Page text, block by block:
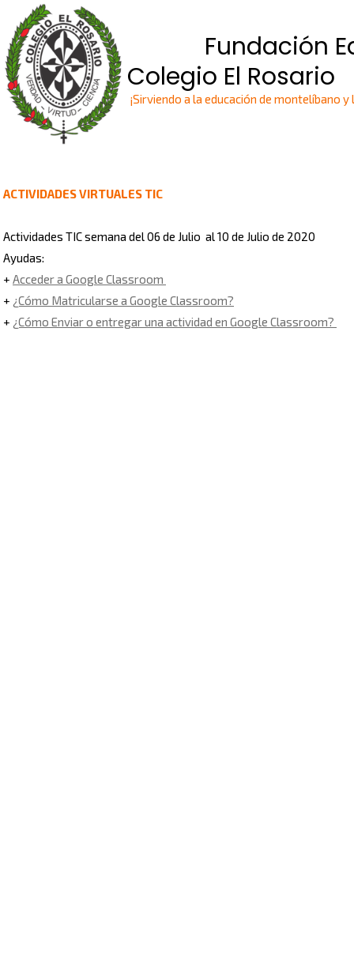
Fundación
Colegio El Rosario
¡Sirviendo a la educación de montelíbano
ACTIVIDADES VIRTUALES TIC
Actividades TIC semana del 06 de Julio al 10 de Julio de 2020
Ayudas:
+ Acceder a Google Classroom
+ ¿Cómo Matricularse a Google Classroom?
+ ¿Cómo Enviar o entregar una actividad en Google Classroom?